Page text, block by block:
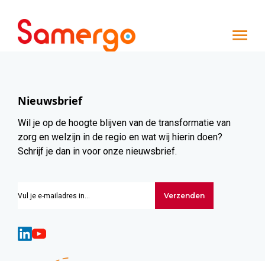
Nieuwsbrief
Wil je op de hoogte blijven van de transformatie van
zorg en welzijn in de regio en wat wij hierin doen?
Schrijf je dan in voor onze nieuwsbrief.
Verzenden